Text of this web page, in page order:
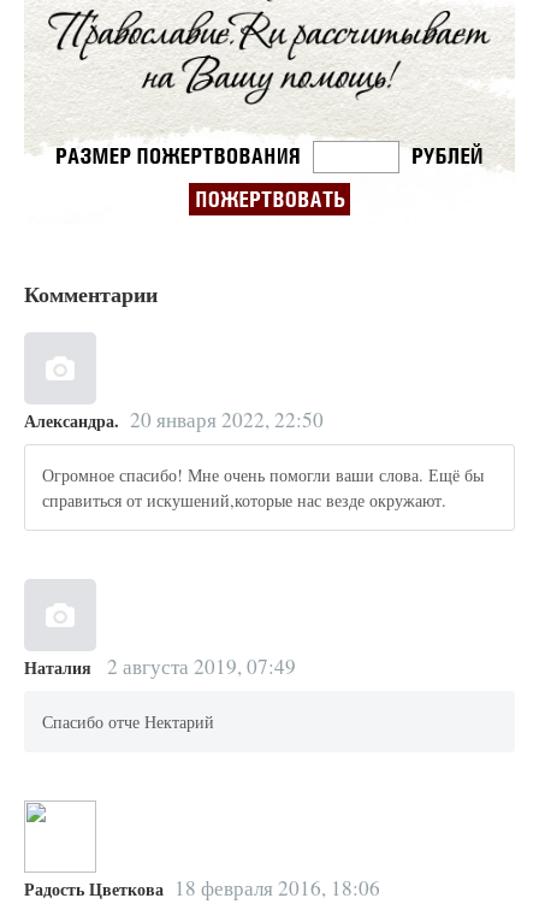
Комментарии
Александра. 20 января 2022, 22:50
Огромное спасибо! Мне очень помогли ваши слова. Ещё бы
справиться от искушений,которые нас везде окружают.
Наталия 2 августа 2019, 07:49
Спасибо отче Нектарий
Радость Цветкова 18 февраля 2016, 18:06